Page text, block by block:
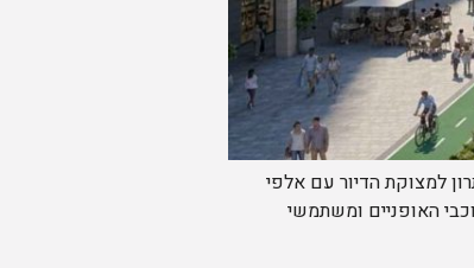
למצוקת הדיור עם אלפי
האופניים ומשתמשי